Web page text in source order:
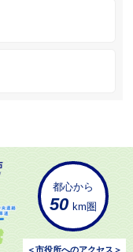
都心から
50 km圏
＜市役所へのアクセス＞